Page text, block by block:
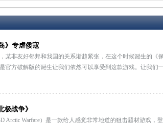
》专虐倭寇
某非友好邻邦和我国的关系渐趋紧张，在这个时候诞生的《
官方破解版的诞生让我们依然可以享受到这款游戏。让我们
极战争》
Arctic Warfare）是一款给人感觉非常地道的狙击题材游戏